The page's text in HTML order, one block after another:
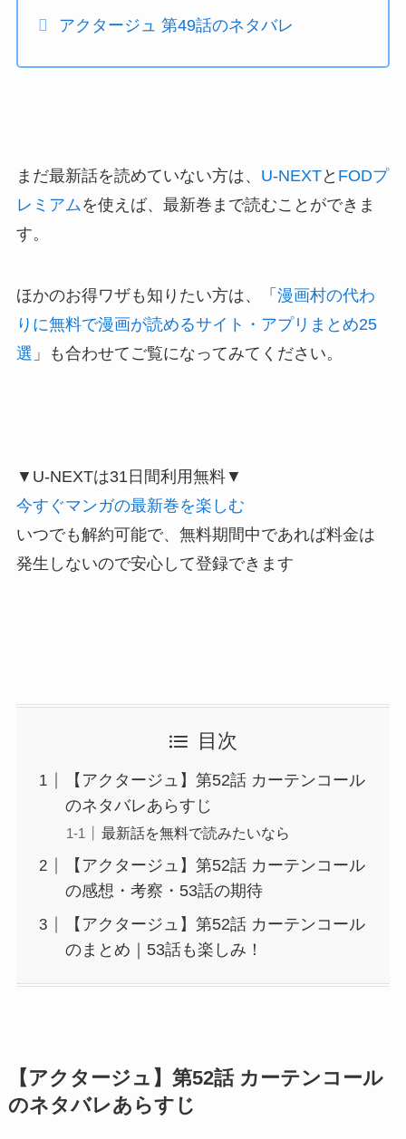
アクタージュ 第49話のネタバレ
まだ最新話を読めていない方は、 U-NEXTと FODプ
レミアムを使えば、最新巻まで読むことができま
す。
ほかのお得ワザも知りたい方は、「 漫画村の代わ
りに無料で漫画が読めるサイト・アプリまとめ25
選 」も合わせてご覧になってみてください。
▼U-NEXTは31日間利用無料▼
今すぐマンガの最新巻を楽しむ
いつでも解約可能で、無料期間中であれば料金は
発生しないので安心して登録できます
目次
【アクタージュ】第52話 カーテンコール
のネタバレあらすじ
最新話を無料で読みたいなら
【アクタージュ】第52話 カーテンコール
の感想・考察・53話の期待
【アクタージュ】第52話 カーテンコール
のまとめ｜53話も楽しみ！
【アクタージュ】第52話 カーテンコール
のネタバレあらすじ